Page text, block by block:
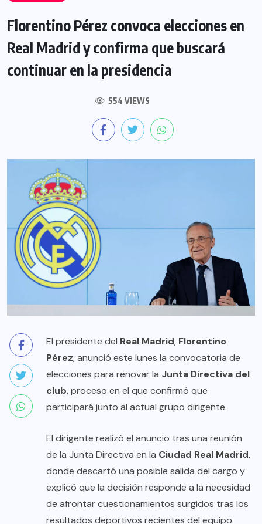
Florentino Pérez convoca elecciones en
Real Madrid y confirma que buscará
continuar en la presidencia
554 VIEWS
El presidente del Real Madrid, Florentino
Pérez, anunció este lunes la convocatoria de
elecciones para renovar la Junta Directiva del
club, proceso en el que confirmó que
participará junto al actual grupo dirigente.
El dirigente realizó el anuncio tras una reunión
de la Junta Directiva en la Ciudad Real Madrid,
donde descartó una posible salida del cargo y
explicó que la decisión responde a la necesidad
de afrontar cuestionamientos surgidos tras los
resultados deportivos recientes del equipo.